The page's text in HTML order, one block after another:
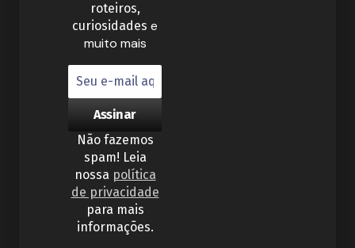
roteiros,
curiosidades e
muito mais
Não fazemos
spam! Leia
nossa política
de privacidade
para mais
informações.